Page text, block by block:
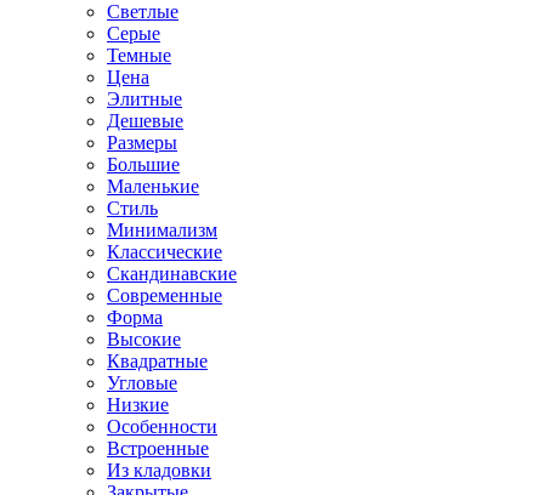
Светлые
Серые
Темные
Цена
Элитные
Дешевые
Размеры
Большие
Маленькие
Стиль
Минимализм
Классические
Скандинавские
Современные
Форма
Высокие
Квадратные
Угловые
Низкие
Особенности
Встроенные
Из кладовки